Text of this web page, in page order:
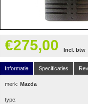
€275,00 Incl. btw
Informatie
Specificaties
merk: Mazda
type: